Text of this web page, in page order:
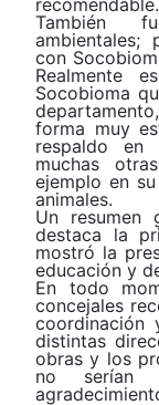
También
ambientales;
con
Realmente
Socobioma
forma muy
respaldo
muchas
ejemplo en
animales.
Un resumen
destaca la
mostró la
educación y
En todo
concejales
coordinación
distintas
obras y los
no serían